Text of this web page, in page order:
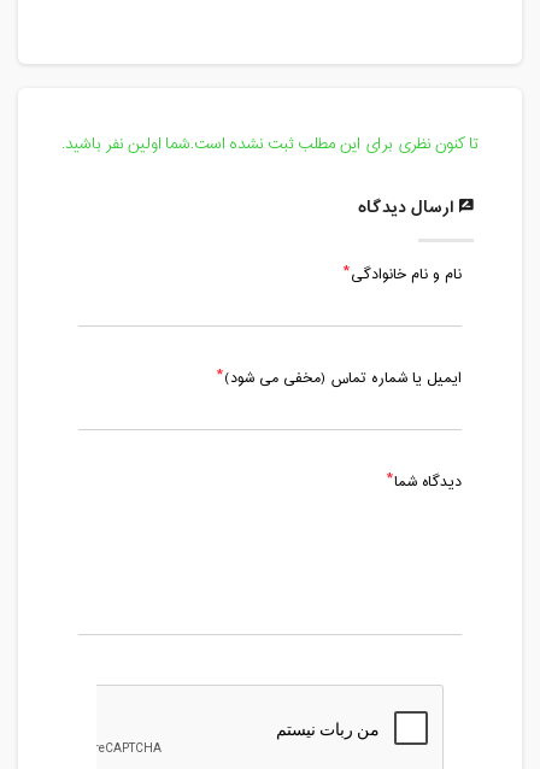
تا کنون نظری برای این مطلب ثبت نشده است.شما اولین نفر باشید.
ارسال دیدگاه
نام و نام خانوادگی
ایمیل یا شماره تماس (مخفی می شود)
دیدگاه شما